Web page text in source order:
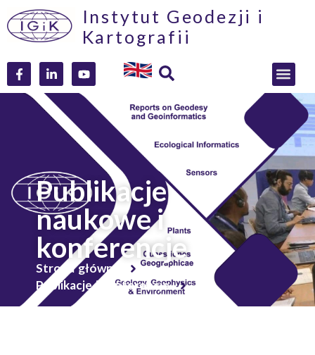
Instytut Geodezji i
Kartografii
Publikacje
naukowe i
konferencje
Strona główna
Publikacje i konferencje